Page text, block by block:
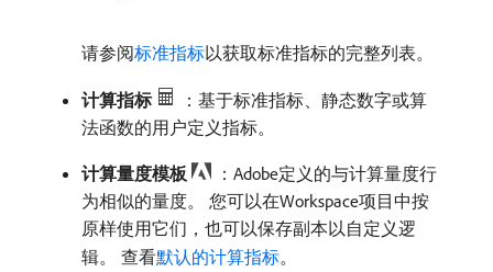
请参阅标准指标以获取标准指标的完整列表。
计算指标
：基于标准指标、静态数字或算
法函数的用户定义指标。
计算量度模板
：Adobe定义的与计算量度行
为相似的量度。 您可以在Workspace项目中按
原样使用它们，也可以保存副本以自定义逻
辑。 查看默认的计算指标。